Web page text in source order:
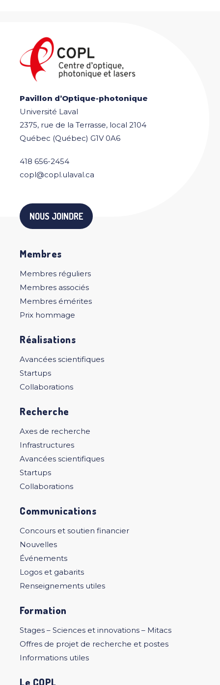
Pavillon d’Optique-photonique
Université Laval
2375, rue de la Terrasse, local 2104
Québec (Québec) G1V 0A6
418 656-2454
copl@copl.ulaval.ca
NOUS JOINDRE
Membres
Membres réguliers
Membres associés
Membres émérites
Prix hommage
Réalisations
Avancées scientifiques
Startups
Collaborations
Recherche
Axes de recherche
Infrastructures
Avancées scientifiques
Startups
Collaborations
Communications
Concours et soutien financier
Nouvelles
Événements
Logos et gabarits
Renseignements utiles
Formation
Stages – Sciences et innovations – Mitacs
Offres de projet de recherche et postes
Informations utiles
Le COPL